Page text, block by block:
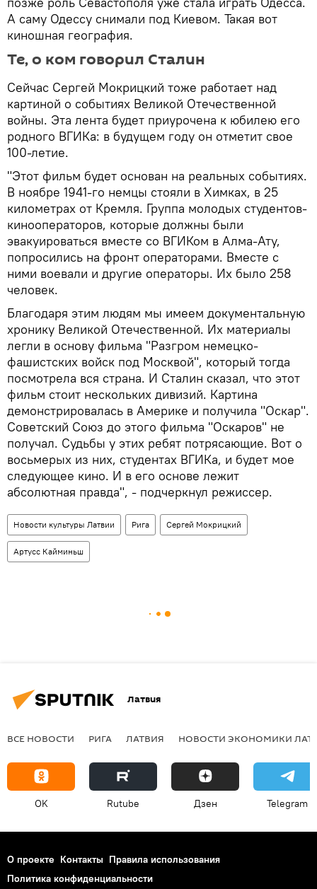
А саму Одессу снимали под Киевом. Такая вот
киношная география.
Те, о ком говорил Сталин
Сейчас Сергей Мокрицкий тоже работает над
картиной о событиях Великой Отечественной
войны. Эта лента будет приурочена к юбилею его
родного ВГИКа: в будущем году он отметит свое
100-летие.
"Этот фильм будет основан на реальных событиях.
В ноябре 1941-го немцы стояли в Химках, в 25
километрах от Кремля. Группа молодых студентов-
кинооператоров, которые должны были
эвакуироваться вместе со ВГИКом в Алма-Ату,
попросились на фронт операторами. Вместе с
ними воевали и другие операторы. Их было 258
человек.
Благодаря этим людям мы имеем документальную
хронику Великой Отечественной. Их материалы
легли в основу фильма "Разгром немецко-
фашистских войск под Москвой", который тогда
посмотрела вся страна. И Сталин сказал, что этот
фильм стоит нескольких дивизий. Картина
демонстрировалась в Америке и получила "Оскар".
Советский Союз до этого фильма "Оскаров" не
получал. Судьбы у этих ребят потрясающие. Вот о
восьмерых из них, студентах ВГИКа, и будет мое
следующее кино. И в его основе лежит
абсолютная правда", - подчеркнул режиссер.
Новости культуры Латвии Рига Сергей Мокрицкий
Артусс Кайминьш
Латвия
ВСЕ НОВОСТИ РИГА ЛАТВИЯ НОВОСТИ ЭКОНОМИКИ
OK Rutube Дзен Telegram
О проекте Контакты Правила использования
Политика конфиденциальности